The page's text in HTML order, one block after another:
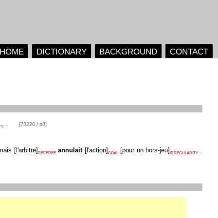
HOME DICTIONARY BACKGROUND CONTACT
. [75226 / p8]
[l'arbitre] REFEREE annulait [l'action] GOAL [pour un hors-jeu] IRREGULARITY .